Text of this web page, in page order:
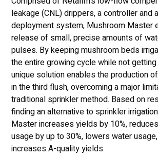
leakage (CNL) drippers, a controller and
deployment system, Mushroom Master
release of small, precise amounts of
pulses. By keeping mushroom beds
the entire growing cycle while not
unique solution enables the production
in the third flush, overcoming a major
traditional sprinkler method. Based on
finding an alternative to sprinkler
Master increases yields by 10%,
usage by up to 30%, lowers water
increases A-quality yields.